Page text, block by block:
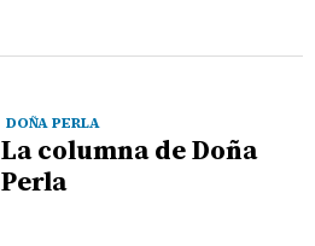
DOÑA PERLA
La columna de Doña
Perla